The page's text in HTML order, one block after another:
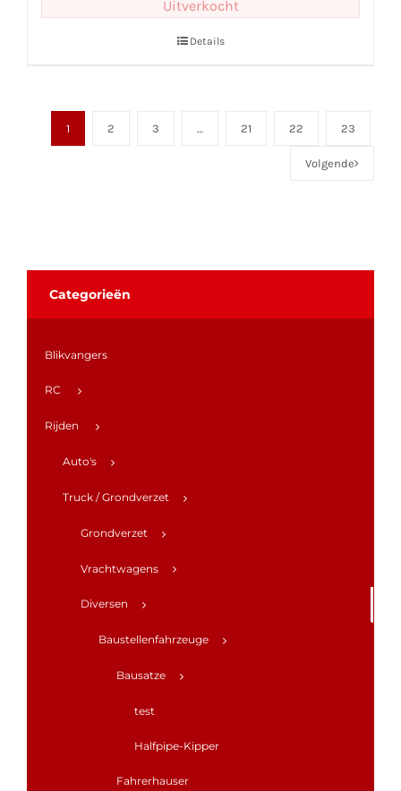
Uitverkocht
Details
1 2 3 … 21 22 23
Volgende
Categorieën
Blikvangers
RC
Rijden
Auto's
Truck / Grondverzet
Grondverzet
Vrachtwagens
Diversen
Baustellenfahrzeuge
Bausatze
test
Halfpipe-Kipper
Fahrerhauser